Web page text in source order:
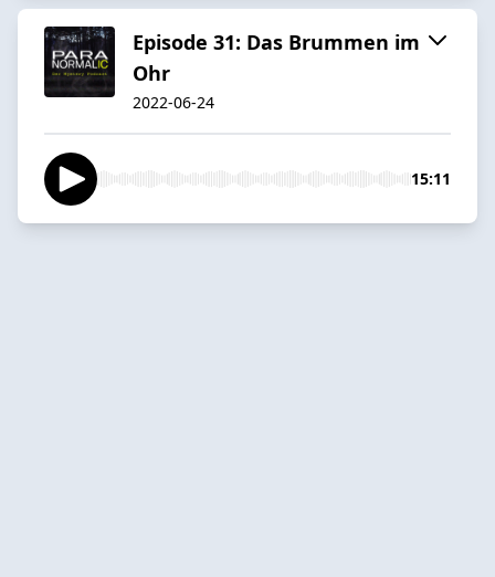
Episode 31: Das Brummen im
Ohr
2022-06-24
15:11